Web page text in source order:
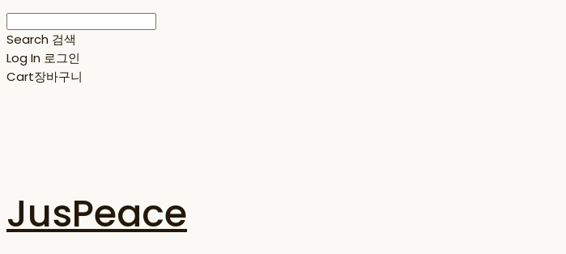
Search 검색
Log In 로그인
Cart장바구니
JusPeace